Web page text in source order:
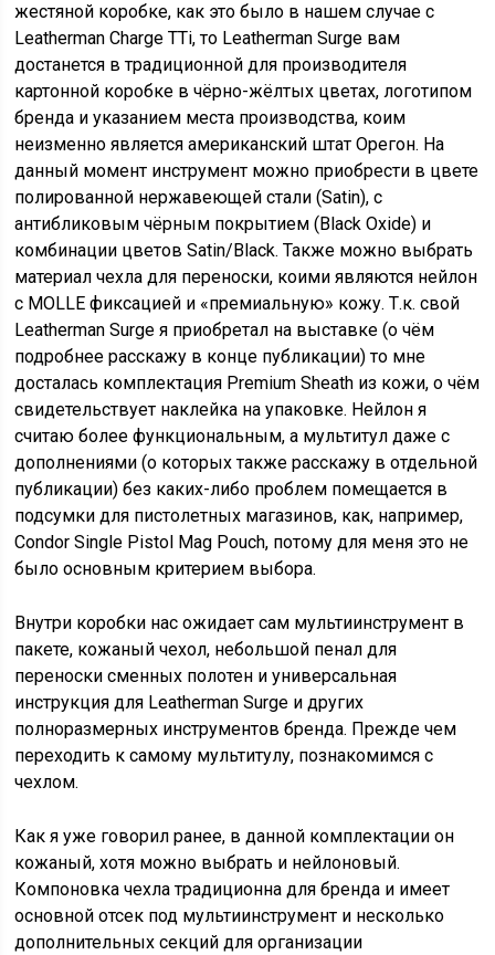
жестяной коробке, как это было в нашем случае с
Leatherman Charge TTi, то Leatherman Surge вам
достанется в традиционной для производителя
картонной коробке в чёрно-жёлтых цветах, логотипом
бренда и указанием места производства, коим
неизменно является американский штат Орегон. На
данный момент инструмент можно приобрести в цвете
полированной нержавеющей стали (Satin), с
антибликовым чёрным покрытием (Black Oxide) и
комбинации цветов Satin/Black. Также можно выбрать
материал чехла для переноски, коими являются нейлон
с MOLLE фиксацией и «премиальную» кожу. Т.к. свой
Leatherman Surge я приобретал на выставке (о чём
подробнее расскажу в конце публикации) то мне
досталась комплектация Premium Sheath из кожи, о чём
свидетельствует наклейка на упаковке. Нейлон я
считаю более функциональным, а мультитул даже с
дополнениями (о которых также расскажу в отдельной
публикации) без каких-либо проблем помещается в
подсумки для пистолетных магазинов, как, например,
Condor Single Pistol Mag Pouch, потому для меня это не
было основным критерием выбора.
Внутри коробки нас ожидает сам мультиинструмент в
пакете, кожаный чехол, небольшой пенал для
переноски сменных полотен и универсальная
инструкция для Leatherman Surge и других
полноразмерных инструментов бренда. Прежде чем
переходить к самому мультитулу, познакомимся с
чехлом.
Как я уже говорил ранее, в данной комплектации он
кожаный, хотя можно выбрать и нейлоновый.
Компоновка чехла традиционна для бренда и имеет
основной отсек под мультиинструмент и несколько
дополнительных секций для организации